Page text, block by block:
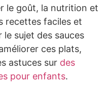
le goût, la nutrition et
recettes faciles et
sujet des sauces
ces plats,
astuces sur des
pour enfants.